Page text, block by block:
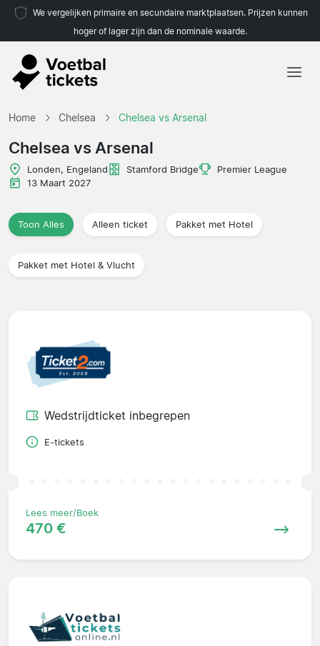
We vergelijken primaire en secundaire marktplaatsen. Prijzen kunnen
hoger of lager zijn dan de nominale waarde.
Home Chelsea Chelsea vs Arsenal
Chelsea vs Arsenal
Londen, Engeland Stamford Bridge
Premier League
13 Maart 2027
Toon Alles Alleen ticket Pakket met Hotel
Pakket met Hotel & Vlucht
Wedstrijdticket inbegrepen
E-tickets
Lees meer/Boek
470 €